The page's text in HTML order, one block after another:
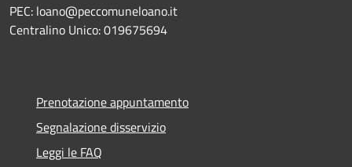
PEC: loano@peccomuneloano.it
Centralino Unico: 019675694
Prenotazione appuntamento
Segnalazione disservizio
Leggi le FAQ